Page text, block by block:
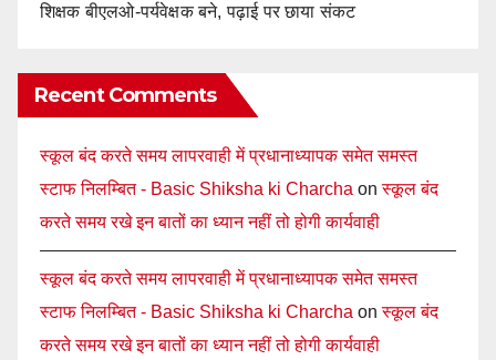
शिक्षक बीएलओ-पर्यवेक्षक बने, पढ़ाई पर छाया संकट
Recent Comments
स्कूल बंद करते समय लापरवाही में प्रधानाध्यापक समेत समस्त
स्टाफ निलम्बित - Basic Shiksha ki Charcha onस्कूल बंद
करते समय रखे इन बातों का ध्यान नहीं तो होगी कार्यवाही
स्कूल बंद करते समय लापरवाही में प्रधानाध्यापक समेत समस्त
स्टाफ निलम्बित - Basic Shiksha ki Charcha onस्कूल बंद
करते समय रखे इन बातों का ध्यान नहीं तो होगी कार्यवाही